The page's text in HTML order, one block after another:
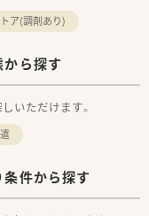
ア(調剤あり)
ら探す
いただけます。
件から探す